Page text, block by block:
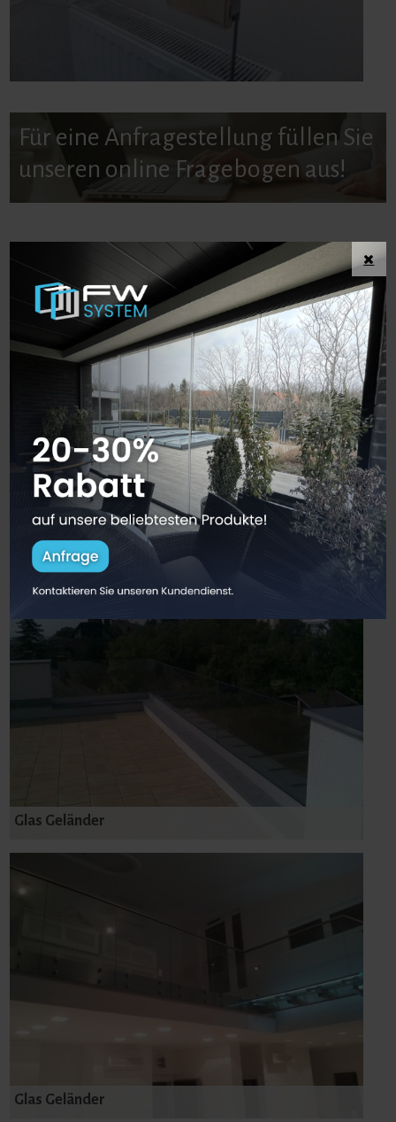
Für eine Anfragestellung füllen Sie
unseren online Fragebogen aus!
Referenz Arbeiten
Glasdach
Glas Geländer
Glas Geländer